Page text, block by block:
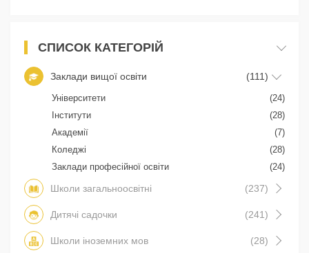
СПИСОК КАТЕГОРІЙ
Заклади вищої освіти (111)
Університети
(24)
Інститути
(28)
Академії
(7)
Коледжі
(28)
Заклади професійної освіти
(24)
Школи загальноосвітні (237)
Дитячі садочки (241)
Школи іноземних мов (28)